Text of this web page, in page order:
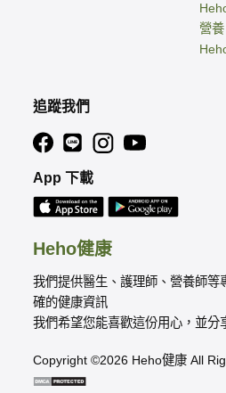
Heho健康
我們提供醫生、護理師、營養師等
確的健康資訊
我們希望您能喜歡這份用心，並分
Copyright ©2026 Heho健康 All
營
追蹤我們
App 下載